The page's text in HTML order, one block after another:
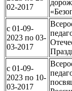
02-2017
c 01-09-
2023 по 03-
03-2017
c 01-09-
2023 по 10-
03-2017